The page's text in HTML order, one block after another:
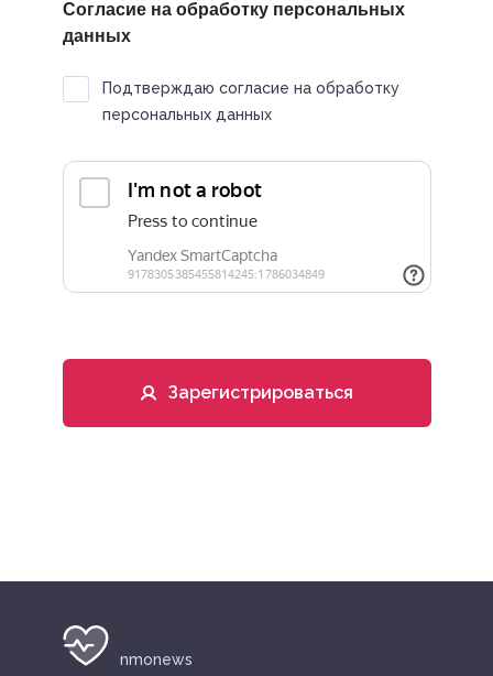
Согласие на обработку персональных
данных
Подтверждаю согласие на обработку
персональных данных
Зарегистрироваться
nmonews